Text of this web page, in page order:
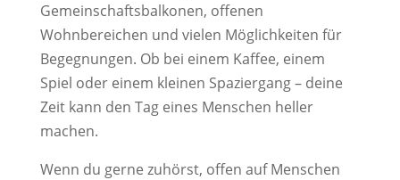
Gemeinschaftsbalkonen, offenen
Wohnbereichen und vielen Möglichkeiten für
Begegnungen. Ob bei einem Kaffee, einem
Spiel oder einem kleinen Spaziergang – deine
Zeit kann den Tag eines Menschen heller
machen.
Wenn du gerne zuhörst, offen auf Menschen